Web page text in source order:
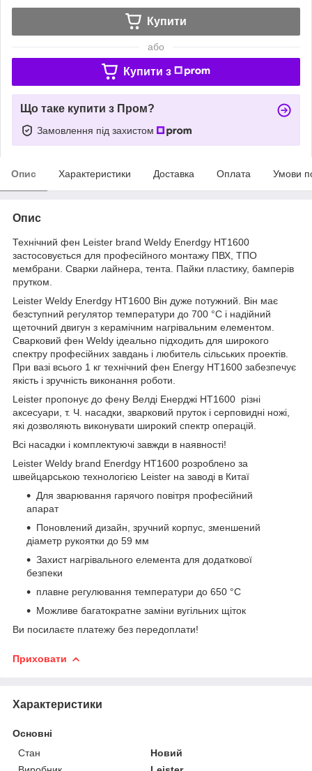
Купити
або
Купити з
Що таке купити з Пром?
Замовлення під захистом
Опис Характеристики Доставка Оплата Умови
Опис
Технічний фен Leister brand Weldy Enerdgy HT1600
застосовується для професійного монтажу ПВХ, ТПО
мембрани. Сварки лайнера, тента. Пайки пластику, бамперів
прутком.
Leister Weldy Enerdgy HT1600 Він дуже потужний. Він має
безступний регулятор температури до 700 °C і надійний
щеточний двигун з керамічним нагрівальним елементом.
Сварковий фен Weldy ідеально підходить для широкого
спектру професійних завдань і любитель сільських проектів.
При вазі всього 1 кг технічний фен Energy HT1600 забезпечує
якість і зручність виконання роботи.
Leister пропонує до фену Велді Енерджі HT1600 різні
аксесуари, т. Ч. насадки, зварковий пруток і серповидні ножі,
які дозволяють виконувати широкий спектр операцій.
Всі насадки і комплектуючі завжди в наявності!
Leister Weldy brand Enerdgy HT1600 розроблено за
швейцарською технологією Leister на заводі в Китаї
Для зварювання гарячого повітря професійний
апарат
Поновлений дизайн, зручний корпус, зменшений
діаметр рукоятки до 59 мм
Захист нагрівального елемента для додаткової
безпеки
плавне регулювання температури до 650 °C
Можливе багатократне заміни вугільних щіток
Ви посилаєте платежу без передоплати!
Приховати
Характеристики
Основні
Стан
Новий